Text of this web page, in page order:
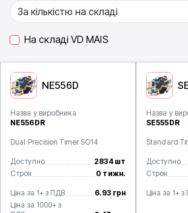
На складі VD MAIS
NE556D
Назва у виробника
NE556DR
Dual Precision Timer SO14
Доступно
2834 шт
Строк
0 тижн.
Ціна за 1+ з ПДВ
6.93 грн
Ціна за 1000+ з
Назва у
SE555DR
Standard
Доступно
Строк
Ціна за 1+